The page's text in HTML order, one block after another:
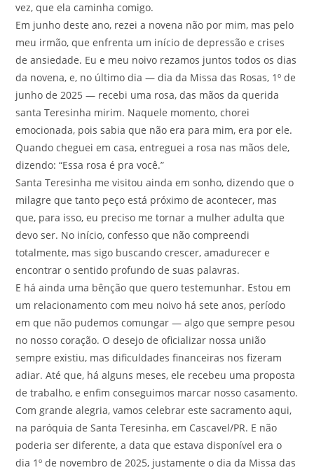
vez, que ela caminha comigo.
Em junho deste ano, rezei a novena não por mim, mas pelo
meu irmão, que enfrenta um início de depressão e crises
de ansiedade. Eu e meu noivo rezamos juntos todos os dias
da novena, e, no último dia — dia da Missa das Rosas, 1º de
junho de 2025 — recebi uma rosa, das mãos da querida
santa Teresinha mirim. Naquele momento, chorei
emocionada, pois sabia que não era para mim, era por ele.
Quando cheguei em casa, entreguei a rosa nas mãos dele,
dizendo: “Essa rosa é pra você.”
Santa Teresinha me visitou ainda em sonho, dizendo que o
milagre que tanto peço está próximo de acontecer, mas
que, para isso, eu preciso me tornar a mulher adulta que
devo ser. No início, confesso que não compreendi
totalmente, mas sigo buscando crescer, amadurecer e
encontrar o sentido profundo de suas palavras.
E há ainda uma bênção que quero testemunhar. Estou em
um relacionamento com meu noivo há sete anos, período
em que não pudemos comungar — algo que sempre pesou
no nosso coração. O desejo de oficializar nossa união
sempre existiu, mas dificuldades financeiras nos fizeram
adiar. Até que, há alguns meses, ele recebeu uma proposta
de trabalho, e enfim conseguimos marcar nosso casamento.
Com grande alegria, vamos celebrar este sacramento aqui,
na paróquia de Santa Teresinha, em Cascavel/PR. E não
poderia ser diferente, a data que estava disponível era o
dia 1º de novembro de 2025, justamente o dia da Missa das